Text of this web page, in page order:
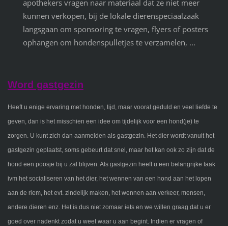
apothekers vragen naar materiaal dat ze niet meer
kunnen verkopen, bij de lokale dierenspeciaalzaak
langsgaan om sponsoring te vragen, flyers of posters
ophangen om hondenspulletjes te verzamelen, ...
Word gastgezin
Heeft u enige ervaring met honden, tijd, maar vooral geduld en veel liefde te
geven, dan is het misschien een idee om tijdelijk voor een hond(je) te
zorgen. U kunt zich dan aanmelden als gastgezin. Het dier wordt vanuit het
gastgezin geplaatst, soms gebeurt dat snel, maar het kan ook zo zijn dat de
hond een poosje bij u zal blijven. Als gastgezin heeft u een belangrijke taak
ivm het socialiseren van het dier, het wennen van een hond aan het lopen
aan de riem, het evt. zindelijk maken, het wennen aan verkeer, mensen,
andere dieren enz. Het is dus niet zomaar iets en we willen graag dat u er
goed over nadenkt zodat u weet waar u aan begint. Indien er vragen of